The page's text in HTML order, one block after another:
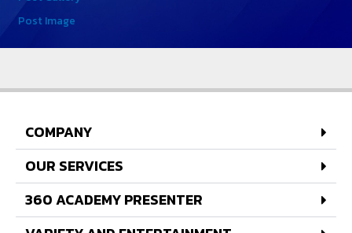
Post Image
COMPANY
OUR SERVICES
360 ACADEMY PRESENTER